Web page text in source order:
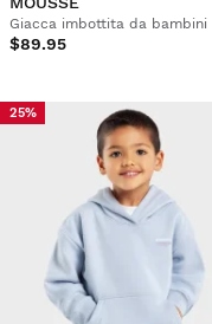
Giacca imbottita da bambini
$89.95
25%